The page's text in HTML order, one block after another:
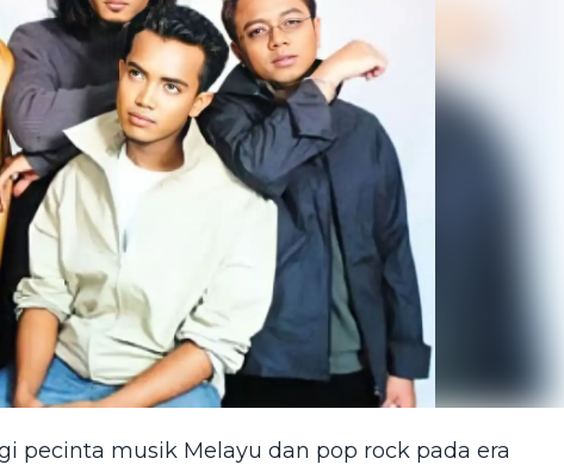
pecinta musik Melayu dan pop rock pada era